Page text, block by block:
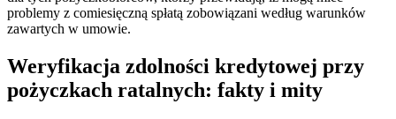
problemy z comiesięczną spłatą zobowiązani według warunków
zawartych w umowie.
Weryfikacja zdolności kredytowej przy
pożyczkach ratalnych: fakty i mity